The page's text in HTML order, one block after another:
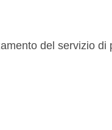
del servizio di